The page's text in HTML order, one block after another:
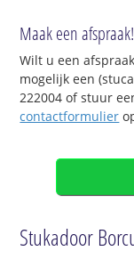
Maak een afspraak!
Wilt u een
mogelijk een
222004 of stuur
contactformulier
Stukadoor